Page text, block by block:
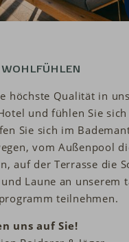
höchste Qualität in
und fühlen Sie
Sie sich im
vom Außenpool
auf der Terrasse die
Laune an unserem
teilnehmen.
uns auf Sie!